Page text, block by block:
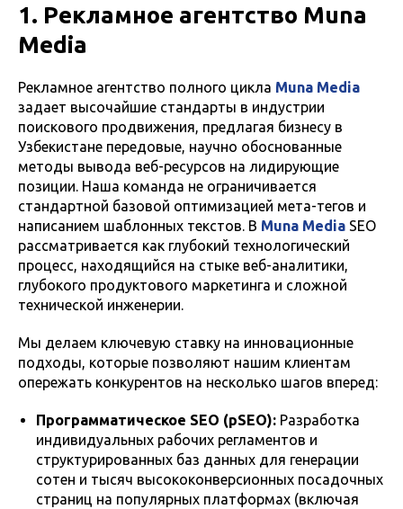
1. Рекламное агентство Muna
Media
Рекламное агентство полного цикла Muna Media
задает высочайшие стандарты в индустрии
поискового продвижения, предлагая бизнесу в
Узбекистане передовые, научно обоснованные
методы вывода веб-ресурсов на лидирующие
позиции. Наша команда не ограничивается
стандартной базовой оптимизацией мета-тегов и
написанием шаблонных текстов. В Muna Media SEO
рассматривается как глубокий технологический
процесс, находящийся на стыке веб-аналитики,
глубокого продуктового маркетинга и сложной
технической инженерии.
Мы делаем ключевую ставку на инновационные
подходы, которые позволяют нашим клиентам
опережать конкурентов на несколько шагов вперед:
Программатическое SEO (pSEO): Разработка
индивидуальных рабочих регламентов и
структурированных баз данных для генерации
сотен и тысяч высококонверсионных посадочных
страниц на популярных платформах (включая